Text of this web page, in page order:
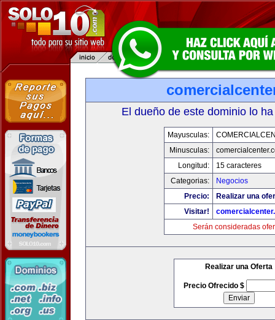
El dueño de este dominio lo
Mayusculas:
Minusculas:
Longitud:
15 caracteres
Categorias:
Negocios
Precio:
Realizar una
Visitar!
Serán consideradas
Realizar una Oferta
Precio Ofrecido $